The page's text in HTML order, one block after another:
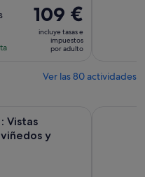
El
precio
es
por
109 €
incluye tasas e
impuestos
por adulto
Ver las 80 actividades
Vistas
y